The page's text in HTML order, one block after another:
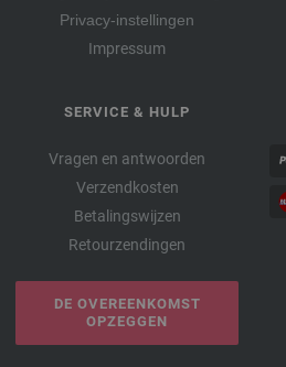
Privacy-instellingen
Impressum
SERVICE & HULP
Vragen en antwoorden
Verzendkosten
Betalingswijzen
Retourzendingen
DE OVEREENKOMST
OPZEGGEN